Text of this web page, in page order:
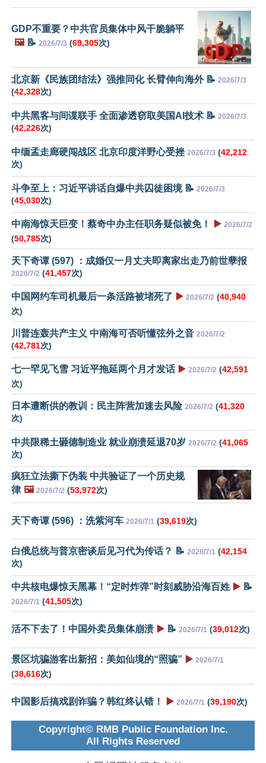
GDP不重要？中共官员集体中风干脆躺平
🖼️📝 2026/7/3 (69,305次)
北京新《民族团结法》强推同化 长臂伸向海外 📝 2026/7/3
(42,328次)
中共黑客与间谍联手 全面渗透窃取美国AI技术 📝 2026/7/3
(42,226次)
中缅孟走廊硬闯战区 北京印度洋野心受挫 2026/7/3 (42,212
次)
斗争至上：习近平讲话自爆中共囚徒困境 📝 2026/7/3
(45,030次)
中南海惊天巨变！蔡奇中办主任职务疑似被免！ ▶️ 2026/7/2
(50,785次)
天下奇谭 (597) ：成婚仅一月丈夫即离家出走乃前世孽报
2026/7/2 (41,457次)
中国网约车司机最后一条活路被堵死了 ▶️ 2026/7/2 (40,940
次)
川普连轰共产主义 中南海可否听懂弦外之音 2026/7/2
(42,781次)
七一罕见飞雪 习近平拖延两个月才发话 ▶️ 2026/7/2 (42,591
次)
日本遭断供的教训：民主阵营加速去风险 2026/7/2 (41,320
次)
中共限稀土砸德制造业 就业崩溃延退70岁 2026/7/2 (41,065
次)
疯狂立法撕下伪装 中共验证了一个历史规
律 🖼️ 2026/7/2 (53,972次)
天下奇谭 (596) ：洗紫河车 2026/7/1 (39,619次)
白俄总统与普京密谈后见习代为传话？ 📝 2026/7/1 (42,154
次)
中共核电爆惊天黑幕！“定时炸弹”时刻威胁沿海百姓 ▶️ 📝
2026/7/1 (41,505次)
活不下去了！中国外卖员集体崩溃 ▶️ 📝 2026/7/1 (39,012次)
景区坑骗游客出新招：美如仙境的“照骗” ▶️ 2026/7/1
(38,616次)
中国影后搞戏剧诈骗？韩红终认错！ ▶️ 2026/7/1 (39,190次)
Copyright© RMB Public Foundation Inc.
All Rights Reserved